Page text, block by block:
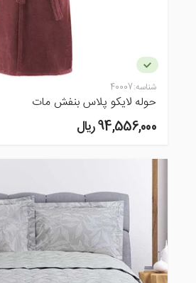
شناسه:40007
حوله لایکو پلاس بنفش مات
94,556,000 ريال